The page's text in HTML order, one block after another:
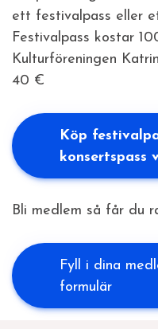
ett festivalpass eller
Festivalpass kostar
Kulturföreningen
40 €
Köp
konsertspass
Bli medlem så får du
Fyll i dina
formulär